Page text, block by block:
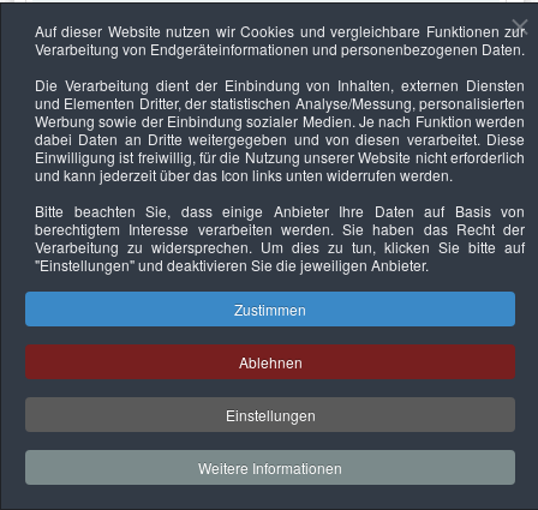
Keine Termine
Datenschutzerklärung Urheberrechtsnachweise Nachhaltigkeit
Copyright © 2026. Bundesverband Deutscher
Sachverständiger und Fachgutachter e.V..
Auf dieser Website nutzen wir Cookies und vergleichbare Funktionen zur
Verarbeitung von Endgeräteinformationen und personenbezogenen Daten.
Die Verarbeitung dient der Einbindung von Inhalten, externen Diensten
und Elementen Dritter, der statistischen Analyse/Messung, personalisierten
Werbung sowie der Einbindung sozialer Medien. Je nach Funktion werden
dabei Daten an Dritte weitergegeben und von diesen verarbeitet. Diese
Einwilligung ist freiwillig, für die Nutzung unserer Website nicht erforderlich
und kann jederzeit über das Icon links unten widerrufen werden.
Bitte beachten Sie, dass einige Anbieter Ihre Daten auf Basis von
berechtigtem Interesse verarbeiten werden. Sie haben das Recht der
Verarbeitung zu widersprechen. Um dies zu tun, klicken Sie bitte auf
"Einstellungen"und deaktivieren Sie die jeweiligen Anbieter.
Zustimmen
Ablehnen
Einstellungen
Weitere Informationen